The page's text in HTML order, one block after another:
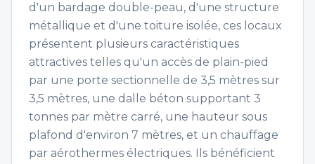
d'un bardage double-peau, d'une structure
métallique et d'une toiture isolée, ces locaux
présentent plusieurs caractéristiques
attractives telles qu'un accès de plain-pied
par une porte sectionnelle de 3,5 mètres sur
3,5 mètres, une dalle béton supportant 3
tonnes par mètre carré, une hauteur sous
plafond d'environ 7 mètres, et un chauffage
par aérothermes électriques. Ils bénéficient